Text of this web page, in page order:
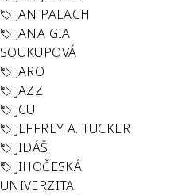
JAN PALACH
JANA GIA
SOUKUPOVÁ
JARO
JAZZ
JCU
JEFFREY A. TUCKER
JIDÁŠ
JIHOČESKÁ
UNIVERZITA